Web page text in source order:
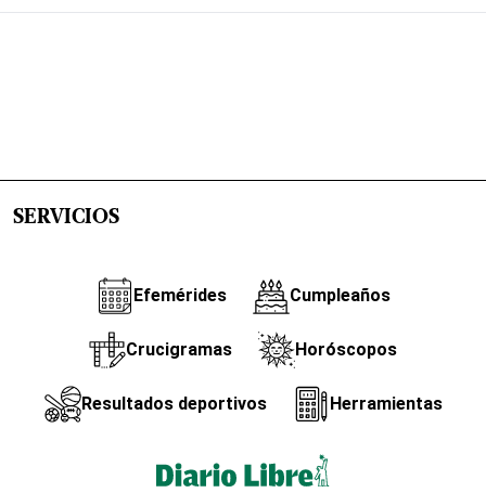
SERVICIOS
Efemérides Cumpleaños
Crucigramas Horóscopos
Resultados deportivos Herramientas